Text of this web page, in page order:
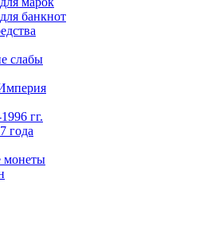
банкнот
слабы
гг.
года
монеты